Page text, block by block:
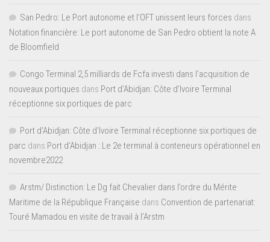
San Pedro: Le Port autonome et l’OFT unissent leurs forces dans
Notation financière: Le port autonome de San Pedro obtient la note A
de Bloomfield
Congo Terminal 2,5 milliards de Fcfa investi dans l’acquisition de
nouveaux portiques dans Port d’Abidjan: Côte d’Ivoire Terminal
réceptionne six portiques de parc
Port d'Abidjan: Côte d’Ivoire Terminal réceptionne six portiques de
parc dans Port d’Abidjan : Le 2e terminal à conteneurs opérationnel en
novembre2022
Arstm/ Distinction: Le Dg fait Chevalier dans l’ordre du Mérite
Maritime de la République Française dans Convention de partenariat:
Touré Mamadou en visite de travail à l’Arstm